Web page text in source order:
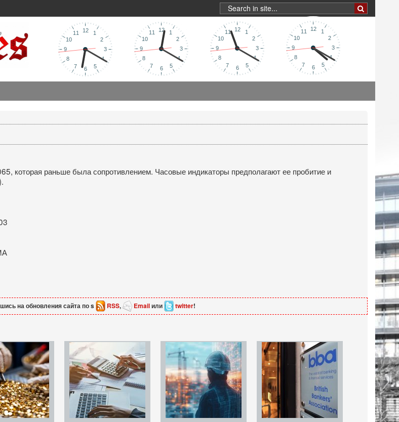
которая раньше была сопротивлением. Часовые индикаторы предполагают ее пробитие и
на обновления сайта по s RSS, Emailили twitter!